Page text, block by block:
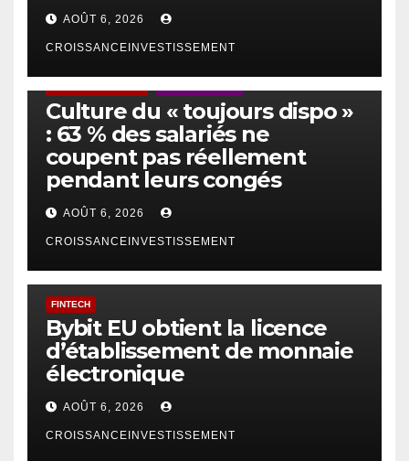
AOÛT 6, 2026
CROISSANCEINVESTISSEMENT
Culture du « toujours dispo »
: 63 % des salariés ne
coupent pas réellement
pendant leurs congés
AOÛT 6, 2026
CROISSANCEINVESTISSEMENT
FINTECH
Bybit EU obtient la licence
d’établissement de monnaie
électronique
AOÛT 6, 2026
CROISSANCEINVESTISSEMENT